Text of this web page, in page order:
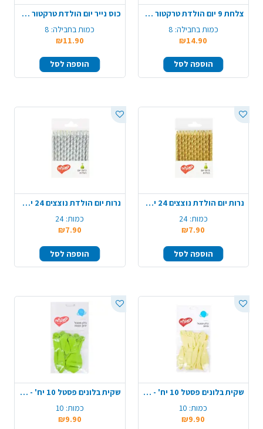
צלחת 9 יום הולדת טרקטור 8 יח' - כחול
כמות בחבילה: 8
₪14.90
הוספה לסל
כוס נייר יום הולדת טרקטור 8 יח' - כחול
כמות בחבילה: 8
₪11.90
הוספה לסל
נרות יום הולדת נוצצים 24 יח' - זהב
כמות: 24
₪7.90
הוספה לסל
נרות יום הולדת נוצצים 24 יח' - כסף
כמות: 24
₪7.90
הוספה לסל
שקית בלונים פסטל 10 יח' - צהוב
כמות: 10
₪9.90
שקית בלונים פסטל 10 יח' - ירוק תפוח
כמות: 10
₪9.90